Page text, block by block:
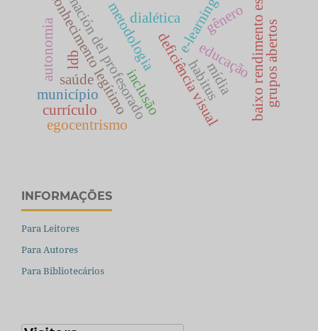
educação
deficiência visual
inclusão
e-learning
formación del profesorado habitus
conhecimento legítimo baixo rendimento escolar
saúde
metodologia grupos abertos
dialética
egocentrismo
município
autonomia
currículo
ldb
gênero
mídia
INFORMAÇÕES
Para Leitores
Para Autores
Para Bibliotecários